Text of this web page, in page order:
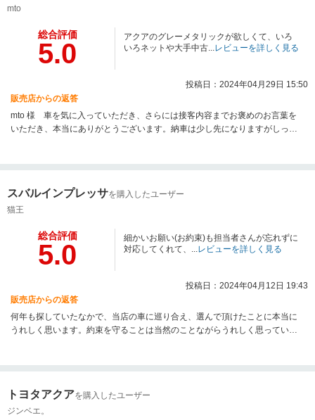
mto
総合評価
5.0
アクアのグレーメタリックが欲しくて、いろ
いろネットや大手中古...レビューを詳しく見る
投稿日：2024年04月29日 15:50
販売店からの返答
mto 様 車を気に入っていただき、さらには接客内容までお褒めのお言葉を
いただき、本当にありがとうございます。納車は少し先になりますがしっか
ますのでよろしくお願いいたします。
スバルインプレッサを購入したユーザー
猫王
総合評価
5.0
細かいお願い(お約束)も担当者さんが忘れずに
対応してくれて、...レビューを詳しく見る
投稿日：2024年04月12日 19:43
販売店からの返答
何年も探していたなかで、当店の車に巡り合え、選んで頂けたことに本当に
うれしく思います。約束を守ることは当然のことながらうれしく思っていた
トヨタアクアを購入したユーザー
ジンベエ。